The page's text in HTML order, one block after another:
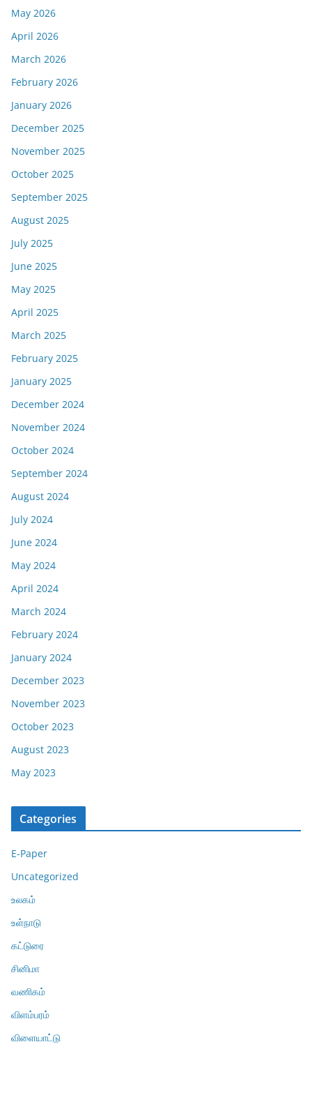
May 2026
April 2026
March 2026
February 2026
January 2026
December 2025
November 2025
October 2025
September 2025
August 2025
July 2025
June 2025
May 2025
April 2025
March 2025
February 2025
January 2025
December 2024
November 2024
October 2024
September 2024
August 2024
July 2024
June 2024
May 2024
April 2024
March 2024
February 2024
January 2024
December 2023
November 2023
October 2023
August 2023
May 2023
Categories
E-Paper
Uncategorized
உலகம்
உள்நாடு
கட்டுரை
சினிமா
வணிகம்
விளம்பரம்
விளையாட்டு